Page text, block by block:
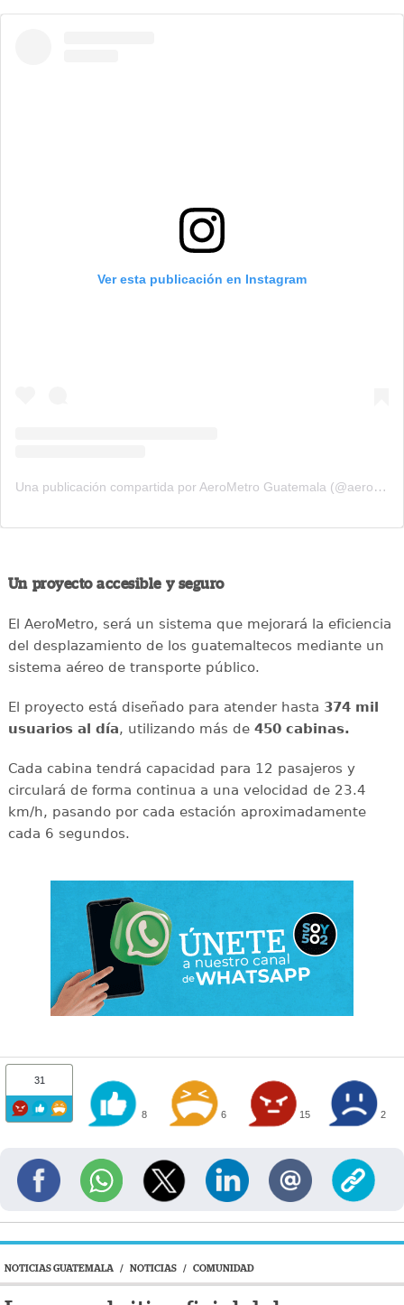
Ver esta publicación en Instagram
Una publicación compartida por AeroMetro Guatemala (@aerometrogt)
Un proyecto accesible y seguro
El AeroMetro, será un sistema que mejorará la eficiencia
del desplazamiento de los guatemaltecos mediante un
sistema aéreo de transporte público.
El proyecto está diseñado para atender hasta 374 mil
usuarios al día, utilizando más de 450 cabinas.
Cada cabina tendrá capacidad para 12 pasajeros y
circulará de forma continua a una velocidad de 23.4
km/h, pasando por cada estación aproximadamente
cada 6 segundos.
31
8 6 15 2
NOTICIAS GUATEMALA / NOTICIAS / COMUNIDAD